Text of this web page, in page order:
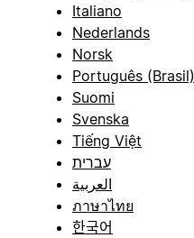
Italiano
Nederlands
Norsk
Português (Brasil)
Suomi
Svenska
Tiếng Việt
עברית
العربية
ภาษาไทย
한국어